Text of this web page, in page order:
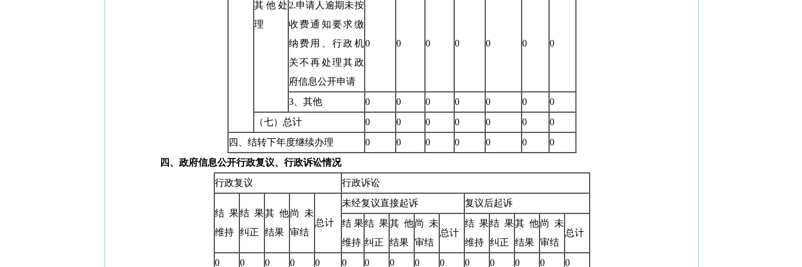
其他处
理
2.申请人逾期未按
收费通知要求缴
纳费用、行政机
关不再处理其政
府信息公开申请
0 0 0 0 0 0 0
3、其他 0 0 0 0 0 0
0
（七）总计
0 0 0 0 0 0
0
四、结转下年度继续办理
0 0 0 0 0 0
0
四、政府信息公开行政复议、行政诉讼情况
行政复议
行政诉讼
结果
维持
结果
纠正
其他
结果
尚未
审结
总计
未经复议直接起诉
复议后起诉
结果
维持
结果
纠正
其他
结果
尚未
审结
总计
结果
维持
结果
纠正
其他
结果
尚未
审结
总计
0 0 0 0 0 0 0 0 0 0 0 0 0 0 0